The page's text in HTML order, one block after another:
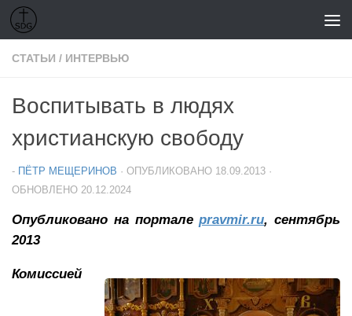
Перейти к содержимому
СТАТЬИ / ИНТЕРВЬЮ
Воспитывать в людях
христианскую свободу
- ПЁТР МЕЩЕРИНОВ · ОПУБЛИКОВАНО 18.09.2013 ·
ОБНОВЛЕНО 20.12.2024
Опубликовано на порталеpravmir.ru, сентябрь
2013
Комиссией